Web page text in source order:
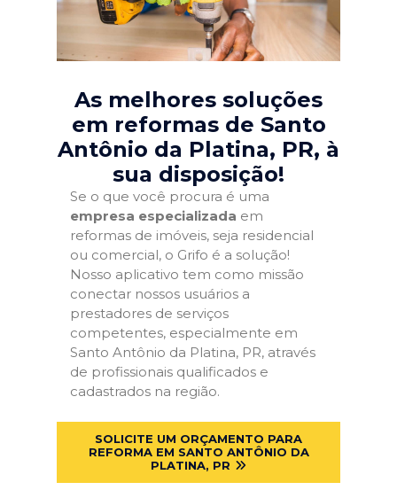
As melhores soluções
em reformas de Santo
Antônio da Platina, PR, à
sua disposição!
Se o que você procura é uma
empresa especializada em
reformas de imóveis, seja residencial
ou comercial, o Grifo é a solução!
Nosso aplicativo tem como missão
conectar nossos usuários a
prestadores de serviços
competentes, especialmente em
Santo Antônio da Platina, PR, através
de profissionais qualificados e
cadastrados na região.
SOLICITE UM ORÇAMENTO PARA
REFORMA EM SANTO ANTÔNIO DA
PLATINA, PR